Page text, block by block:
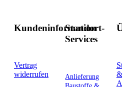
Kundeninformation
Vertrag
widerrufen
Standort-
Services
Anlieferung
&